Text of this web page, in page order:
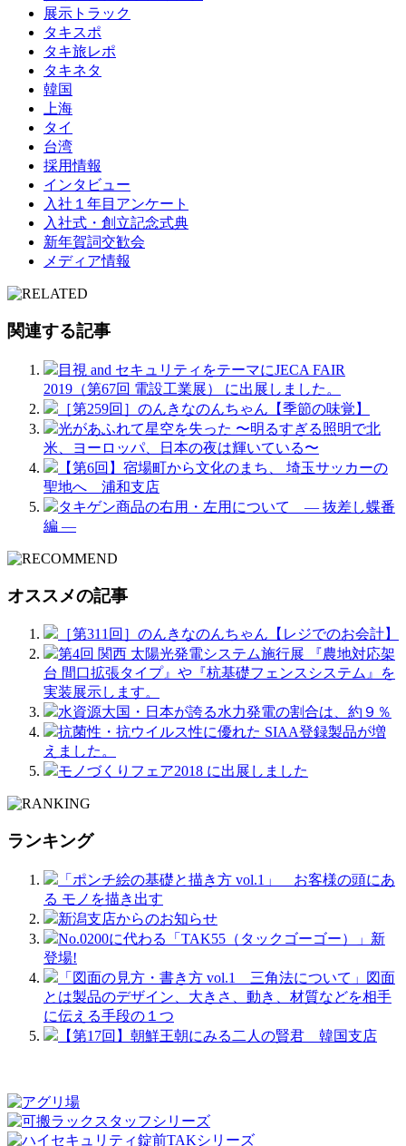
展示トラック
タキスポ
タキ旅レポ
タキネタ
韓国
上海
タイ
台湾
採用情報
インタビュー
入社１年目アンケート
入社式・創立記念式典
新年賀詞交歓会
メディア情報
関連する記事
目視 and セキュリティをテーマにJECA FAIR
2019（第67回 電設工業展） に出展しました。
［第259回］のんきなのんちゃん【季節の味覚】
光があふれて星空を失った 〜明るすぎる照明で北
米、ヨーロッパ、日本の夜は輝いている〜
【第6回】宿場町から文化のまち、 埼玉サッカーの
聖地へ 浦和支店
タキゲン商品の右用・左用について ― 抜差し蝶番
編 ―
オススメの記事
［第311回］のんきなのんちゃん【レジでのお会計】
第4回 関西 太陽光発電システム施行展 『農地対応架
台 間口拡張タイプ』や『杭基礎フェンスシステム』を
実装展示します。
水資源大国・日本が誇る水力発電の割合は、約９％
抗菌性・抗ウイルス性に優れた SIAA登録製品が増
えました。
モノづくりフェア2018 に出展しました
ランキング
「ポンチ絵の基礎と描き方 vol.1」 お客様の頭にあ
る モノを描き出す
新潟支店からのお知らせ
No.0200に代わる「TAK55（タックゴーゴー）」新
登場!
「図面の見方・書き方 vol.1 三角法について」図面
とは製品のデザイン、大きさ、動き、材質などを相手
に伝える手段の１つ
【第17回】朝鮮王朝にみる二人の賢君 韓国支店